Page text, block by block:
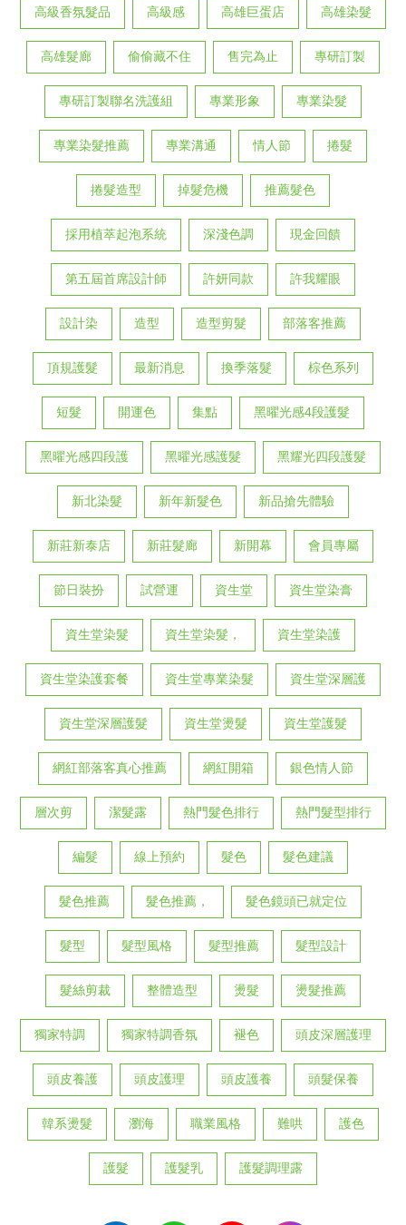
高級香氛髮品 高級感 高雄巨蛋店 高雄染髮
高雄髮廊 偷偷藏不住 售完為止 專研訂製
專研訂製聯名洗護組 專業形象 專業染髮
專業染髮推薦 專業溝通 情人節 捲髮
捲髮造型 掉髮危機 推薦髮色
採用植萃起泡系統 深淺色調 現金回饋
第五屆首席設計師 許妍同款 許我耀眼
設計染 造型 造型剪髮 部落客推薦
頂規護髮 最新消息 換季落髮 棕色系列
短髮 開運色 集點 黑曜光感4段護髮
黑曜光感四段護 黑曜光感護髮 黑耀光四段護髮
新北染髮 新年新髮色 新品搶先體驗
新莊新泰店 新莊髮廊 新開幕 會員專屬
節日裝扮 試營運 資生堂 資生堂染膏
資生堂染髮 資生堂染髮， 資生堂染護
資生堂染護套餐 資生堂專業染髮 資生堂深層護
資生堂深層護髮 資生堂燙髮 資生堂護髮
網紅部落客真心推薦 網紅開箱 銀色情人節
層次剪 潔髮露 熱門髮色排行 熱門髮型排行
編髮 線上預約 髮色 髮色建議
髮色推薦 髮色推薦， 髮色鏡頭已就定位
髮型 髮型風格 髮型推薦 髮型設計
髮絲剪裁 整體造型 燙髮 燙髮推薦
獨家特調 獨家特調香氛 褪色 頭皮深層護理
頭皮養護 頭皮護理 頭皮護養 頭髮保養
韓系燙髮 瀏海 職業風格 難哄 護色
護髮 護髮乳 護髮調理露